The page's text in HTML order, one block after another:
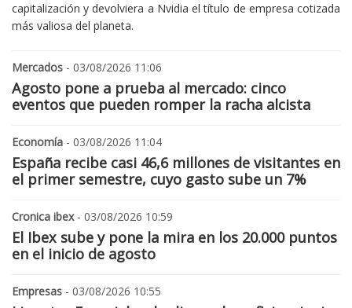
capitalización y devolviera a Nvidia el título de empresa cotizada
más valiosa del planeta.
Mercados - 03/08/2026 11:06
Agosto pone a prueba al mercado: cinco
eventos que pueden romper la racha alcista
Economía - 03/08/2026 11:04
España recibe casi 46,6 millones de visitantes en
el primer semestre, cuyo gasto sube un 7%
Cronica ibex- 03/08/2026 10:59
El Ibex sube y pone la mira en los 20.000 puntos
en el inicio de agosto
Empresas - 03/08/2026 10:55